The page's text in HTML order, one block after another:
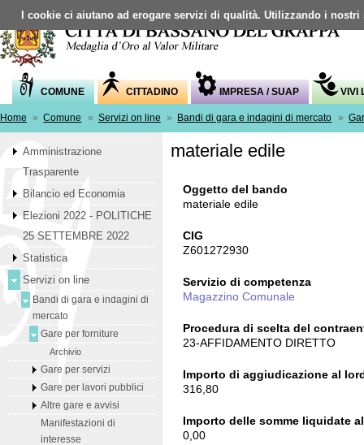
COMUNE CITTADINO IMPRESA / SUAP VIVI
Home » Comune » Servizi on line » Bandi di gara e indagini di mercato »
Amministrazione
Trasparente
Bilancio ed Economia
Elezioni 2022 - POLITICHE
25 SETTEMBRE 2022
Statistica
Servizi on line
Bandi di gara e indagini di
mercato
Gare per forniture
Archivio
Gare per servizi
Gare per lavori pubblici
Altre gare e avvisi
Manifestazioni di
interesse
materiale edile
Oggetto del bando
materiale edile
CIG
Z601272930
Servizio di competenza
Magazzino Comunale
Procedura di scelta del
23-AFFIDAMENTO DIRETTO
Importo di aggiudicazione al
316,80
Importo delle somme liquidate
0,00
I cookie ci aiutano ad erogare servizi di qualità. Utilizzando i